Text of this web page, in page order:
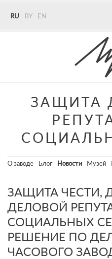
RU BY EN
+375 (29) 272 51 56
ЗАЩИТА
О заводе Блог Новости Музей
ЗАЩИТА ЧЕСТИ,
ДЕЛОВОЙ
СОЦИАЛЬНЫХ
РЕШЕНИЕ ПО
ЧАСОВОГО